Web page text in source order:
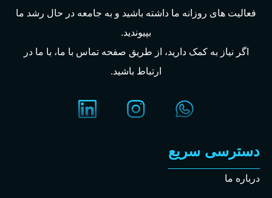
فعالیت های روزانه ما داشته باشید و به جامعه در حال رشد ما
بپیوندید.
اگر نیاز به کمک دارید، از طریق صفحه تماس با ما، با ما در
ارتباط باشید.
دسترسی سریع
درباره ما